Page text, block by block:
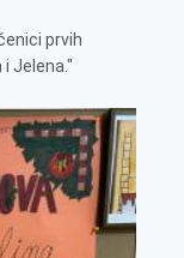
prvih
Jelena."